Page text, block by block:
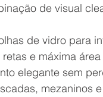
de visual
de vidro para
e máxima
elegante sem
mezaninos